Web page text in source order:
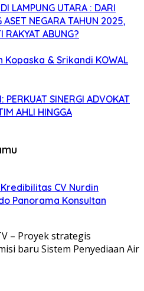
LAMPUNG UTARA : DARI
ASET NEGARA TAHUN 2025,
RAKYAT ABUNG?
& Srikandi KOWAL
PERKUAT SINERGI ADVOKAT
AHLI HINGGA
CV Nurdin
Panorama Konsultan
– Proyek strategis
baru Sistem Penyediaan Air